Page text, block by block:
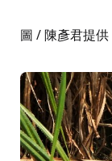
圖 / 陳彥君提供